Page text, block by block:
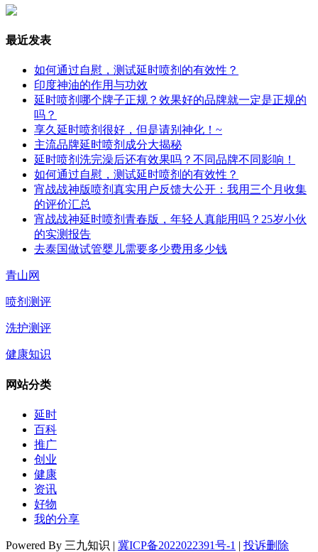
最近发表
如何通过自慰，测试延时喷剂的有效性？
印度神油的作用与功效
延时喷剂哪个牌子正规？效果好的品牌就一定是正规的
吗？
享久延时喷剂很好，但是请别神化！~
主流品牌延时喷剂成分大揭秘
延时喷剂洗完澡后还有效果吗？不同品牌不同影响！
如何通过自慰，测试延时喷剂的有效性？
宵战战神版喷剂真实用户反馈大公开：我用三个月收集
的评价汇总
宵战战神延时喷剂青春版，年轻人真能用吗？25岁小伙
的实测报告
去泰国做试管婴儿需要多少费用多少钱
青山网
喷剂测评
洗护测评
健康知识
网站分类
延时
百科
推广
创业
健康
资讯
好物
我的分享
Powered By 三九知识 | 冀ICP备2022022391号-1 | 投诉删除